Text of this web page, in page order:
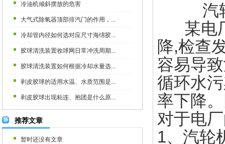
冷油机倾斜摆放的危害
大气式除氧器顶部排汽门的作用，...
冷却管内径如何选对应尺寸海绵胶...
胶球清洗装置收球网日常冲洗周期...
胶球清洗装置如何根据冷却水量选...
剥皮胶球的适用水温、水质范围是...
剥皮胶球出现粘连、抱团是什么原...
推荐文章
暂时还没有文章
汽
某电
降,检查
容易导
循环水
率下降
对于电
1、汽轮